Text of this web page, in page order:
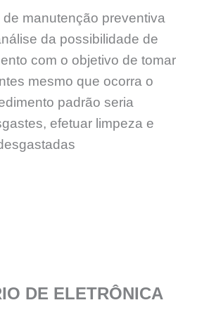
manutenção preventiva
da possibilidade de
com o objetivo de tomar
mesmo que ocorra o
padrão seria
efetuar limpeza e
DE ELETRÔNICA